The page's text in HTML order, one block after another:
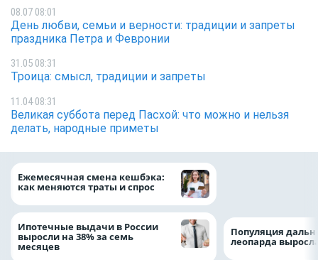
08.07 08:01
День любви, семьи и верности: традиции и запреты
праздника Петра и Февронии
31.05 08:31
Троица: смысл, традиции и запреты
11.04 08:31
Великая суббота перед Пасхой: что можно и нельзя
делать, народные приметы
Ежемесячная смена кешбэка:
как меняются траты и спрос
Ипотечные выдачи в России
выросли на 38% за семь
месяцев
Популяция
леопарда